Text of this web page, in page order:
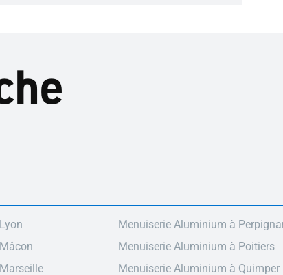
Menuiserie Aluminium à
Menuiserie Aluminium à Poitiers
Menuiserie Aluminium à Quimper